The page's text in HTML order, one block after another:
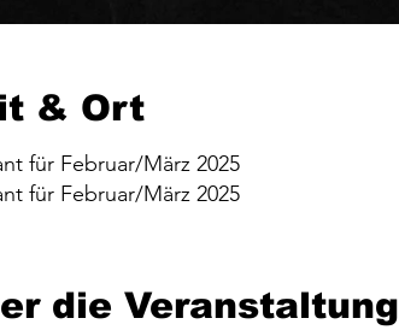
& Ort
für Februar/März 2025
für Februar/März 2025
die Veranstaltung